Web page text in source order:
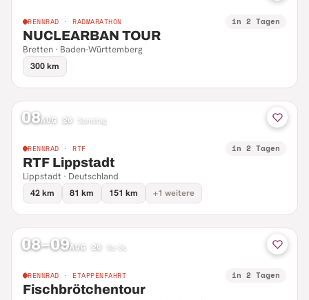
RENNRAD · RADMARATHON in 2 Tagen
NUCLEARBAN TOUR
Bretten · Baden-Württemberg
300 km
08AUG 26 Samstag
RENNRAD · RTF in 2 Tagen
RTF Lippstadt
Lippstadt · Deutschland
42 km
81 km 151 km +1 weitere
08–09AUG 26 Sa–So
RENNRAD · ETAPPENFAHRT in 2 Tagen
Fischbrötchentour